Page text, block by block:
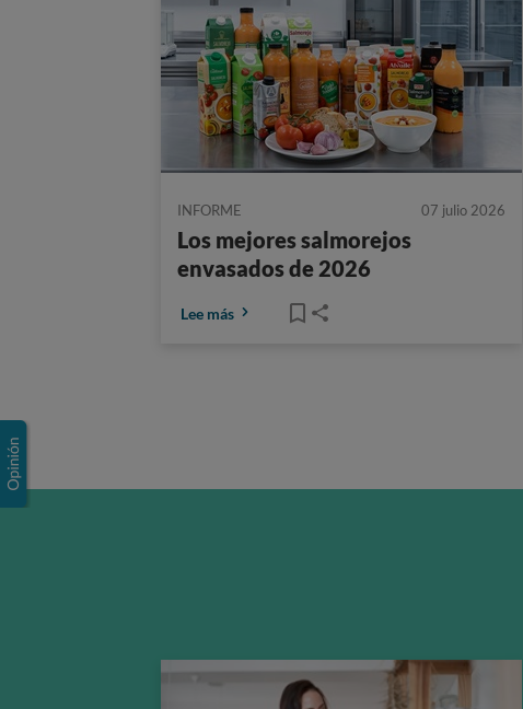
INFORME 07 julio 2026
Los mejores salmorejos
envasados de 2026
Lee más